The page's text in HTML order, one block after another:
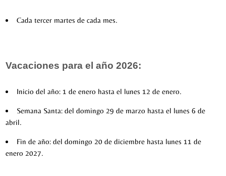
Cada tercer martes de cada mes.
Vacaciones para el año 2026:
Inicio del año: 1 de enero hasta el lunes 12 de enero.
Semana Santa: del domingo 29 de marzo hasta el lunes 6 de
abril.
Fin de año: del domingo 20 de diciembre hasta lunes 11 de
enero 2027.